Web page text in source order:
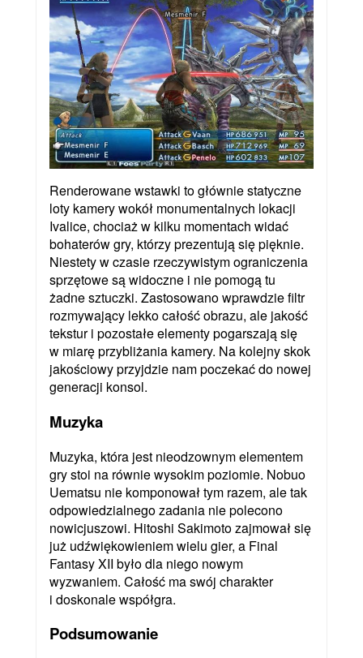
Renderowane wstawki to głównie statyczne
loty kamery wokół monumentalnych lokacji
Ivalice, chociaż w kilku momentach widać
bohaterów gry, którzy prezentują się pięknie.
Niestety w czasie rzeczywistym ograniczenia
sprzętowe są widoczne i nie pomogą tu
żadne sztuczki. Zastosowano wprawdzie filtr
rozmywający lekko całość obrazu, ale jakość
tekstur i pozostałe elementy pogarszają się
w miarę przybliżania kamery. Na kolejny skok
jakościowy przyjdzie nam poczekać do nowej
generacji konsol.
Muzyka
Muzyka, która jest nieodzownym elementem
gry stoi na równie wysokim poziomie. Nobuo
Uematsu nie komponował tym razem, ale tak
odpowiedzialnego zadania nie polecono
nowicjuszowi. Hitoshi Sakimoto zajmował się
już udźwiękowieniem wielu gier, a Final
Fantasy XII było dla niego nowym
wyzwaniem. Całość ma swój charakter
i doskonale współgra.
Podsumowanie